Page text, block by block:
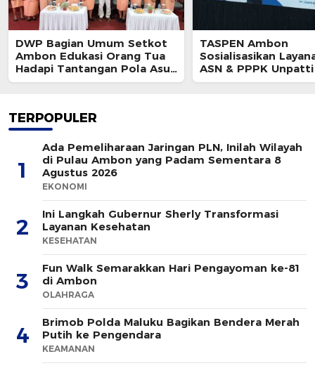
DWP Bagian Umum Setkot
Ambon Edukasi Orang Tua
Hadapi Tantangan Pola Asuh
Modern
TASPEN Ambon
Sosialisasikan
ASN & PPPK Unpatti
TERPOPULER
1
Ada Pemeliharaan Jaringan PLN, Inilah Wilayah
di Pulau Ambon yang Padam Sementara 8
Agustus 2026
EKONOMI
2
Ini Langkah Gubernur Sherly Transformasi
Layanan Kesehatan
KESEHATAN
3
Fun Walk Semarakkan Hari Pengayoman ke-81
di Ambon
OLAHRAGA
4
Brimob Polda Maluku Bagikan Bendera Merah
Putih ke Pengendara
KEAMANAN